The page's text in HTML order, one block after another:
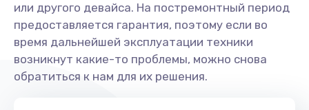
или другого девайса. На постремонтный период
предоставляется гарантия, поэтому если во
время дальнейшей эксплуатации техники
возникнут какие-то проблемы, можно снова
обратиться к нам для их решения.